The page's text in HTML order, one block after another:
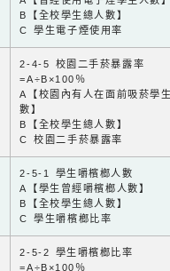
B【全校學生總人數】
C 學生電子煙使用率
2-4-5 校園二手菸暴露率
=A÷B×100％
A【校園內有人在面前吸菸學
數】
B【全校學生總人數】
C 校園二手菸暴露率
2-5-1 學生嚼檳榔人數
A【學生曾經嚼檳榔人數】
B【全校學生總人數】
C 學生嚼檳榔比率
2-5-2 學生嚼檳榔比率
=A÷B×100％